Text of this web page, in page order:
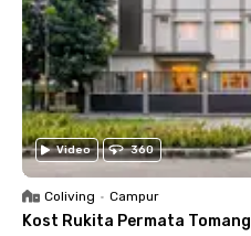
Video 360
Coliving • Campur
Kost Rukita Permata Tomang